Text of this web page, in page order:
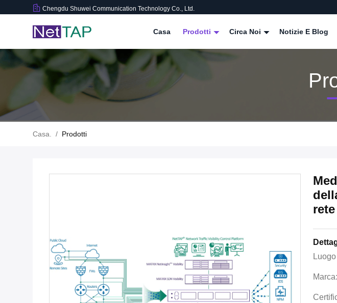
Chengdu Shuwei Communication Technology Co., Ltd.
Casa Prodotti Circa Noi Notizie E Blog
Casa. / Prodotti
rete
Marca: